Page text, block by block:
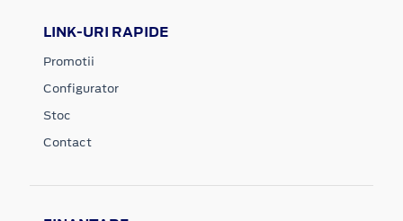
LINK-URI RAPIDE
Promotii
Configurator
Stoc
Contact